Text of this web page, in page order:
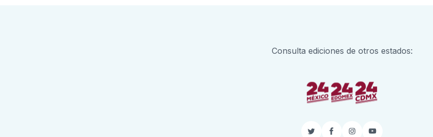
Consulta ediciones de otros estados: